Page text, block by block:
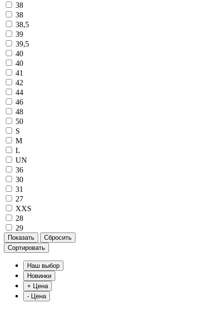
38
38
38,5
39
39,5
40
40
41
42
44
46
48
50
S
M
L
UN
36
30
31
27
XXS
28
29
Сортировать